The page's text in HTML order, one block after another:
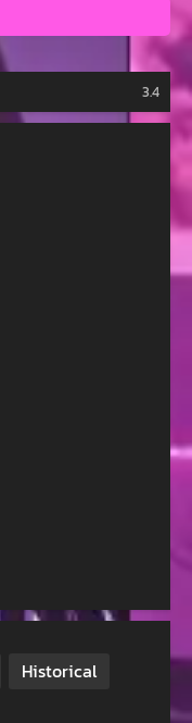
3.4
Historical